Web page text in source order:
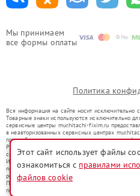
Мы принимаем
все формы оплаты
Политика
Вся информация на сайте носит исключительно
Товарные знаки используются исключительно
сервисные центры mur.hitachi-fixim.ru
в неавторизованных сервисных центрах
правообладателями товарных знаков или их
Ремонт осуществляется для устройств, уже
со статьей 1487 ГК РФ.
Использование товарных знаков не преследует
потребителей в заблуждение, а служит для
ремонту техники указанных брендов.
Представленная на сайте информация не
положениями Статьи 437(2) Гражданского
Этот сайт использует файлы
ознакомиться с правилами
файлов cookie